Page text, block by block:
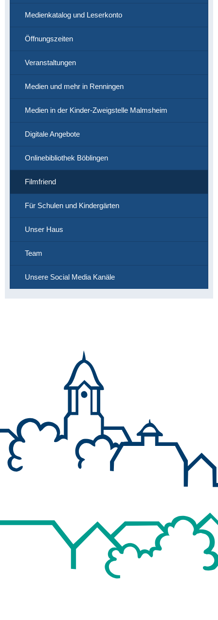
Medienkatalog und Leserkonto
Öffnungszeiten
Veranstaltungen
Medien und mehr in Renningen
Medien in der Kinder-Zweigstelle Malmsheim
Digitale Angebote
Onlinebibliothek Böblingen
Filmfriend
Für Schulen und Kindergärten
Unser Haus
Team
Unsere Social Media Kanäle